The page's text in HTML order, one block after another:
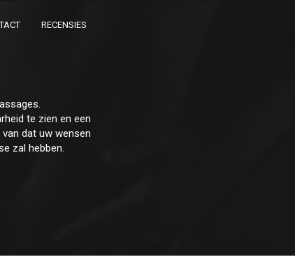
te zien en een
dat uw wensen
zal hebben.
RECENSIES